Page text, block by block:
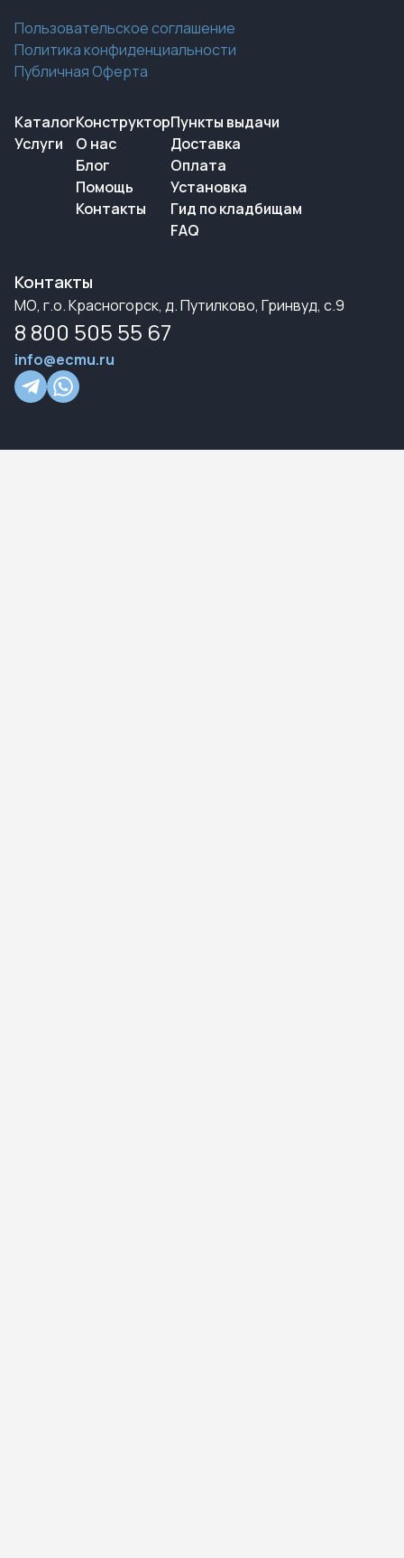
Пользовательское соглашение
Политика конфиденциальности
Публичная Оферта
Каталог
Услуги
Конструктор
О нас
Блог
Помощь
Контакты
Пункты выдачи
Доставка
Оплата
Установка
Гид по кладбищам
FAQ
Контакты
МО, г.о. Красногорск, д. Путилково, Гринвуд, с.9
8 800 505 55 67
info@ecmu.ru